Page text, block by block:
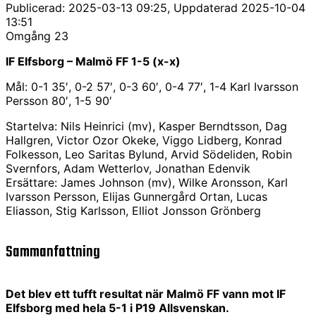
Publicerad: 2025-03-13 09:25, Uppdaterad 2025-10-04
13:51
Omgång 23
IF Elfsborg – Malmö FF 1-5 (x-x)
Mål: 0-1 35′, 0-2 57′, 0-3 60′, 0-4 77′, 1-4 Karl Ivarsson
Persson 80′, 1-5 90′
Startelva: Nils Heinrici (mv), Kasper Berndtsson, Dag
Hallgren, Victor Ozor Okeke, Viggo Lidberg, Konrad
Folkesson, Leo Saritas Bylund, Arvid Södeliden, Robin
Svernfors, Adam Wetterlov, Jonathan Edenvik
Ersättare: James Johnson (mv), Wilke Aronsson, Karl
Ivarsson Persson, Elijas Gunnergård Ortan, Lucas
Eliasson, Stig Karlsson, Elliot Jonsson Grönberg
Sammanfattning
Det blev ett tufft resultat när Malmö FF vann mot IF
Elfsborg med hela 5-1 i P19 Allsvenskan.